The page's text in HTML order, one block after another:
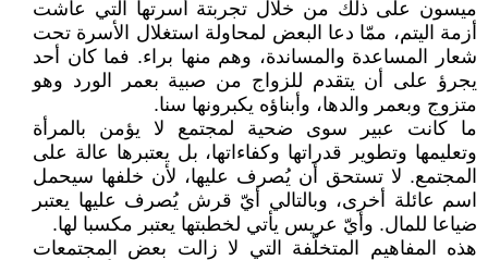
ميسون على ذلك من خلال تجربتة أسرتها التي عاشت
أزمة اليتم، ممّا دعا البعض لمحاولة استغلال الأسرة تحت
شعار المساعدة والمساندة، وهم منها براء. فما كان أحد
يجرؤ على أن يتقدم للزواج من صبية بعمر الورد وهو
متزوج وبعمر والدها، وأبناؤه يكبرونها سنا.
ما كانت عبير سوى ضحية لمجتمع لا يؤمن بالمرأة
وتعليمها وتطوير قدراتها وكفاءاتها، بل يعتبرها عالة على
المجتمع. لا تستحق أن يُصرف عليها، لأن خلفها سيحمل
اسم عائلة أخرى، وبالتالي أيّ قرش يُصرف عليها يعتبر
ضياعا للمال. وأيّ عريس يأتي لخطبتها يعتبر مكسبا لها.
هذه المفاهيم المتخلّفة التي لا زالت بعض المجتمعات